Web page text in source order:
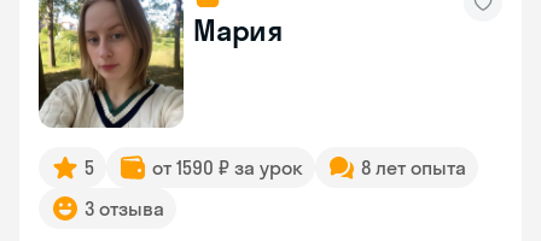
Мария
5 от 1590 ₽ за урок
8 лет опыта
3 отзыва